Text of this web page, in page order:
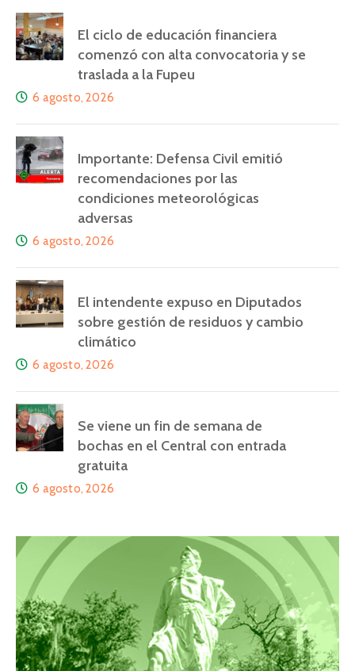
El ciclo de educación financiera
comenzó con alta convocatoria y se
traslada a la Fupeu
6 agosto, 2026
Importante: Defensa Civil emitió
recomendaciones por las
condiciones meteorológicas
adversas
6 agosto, 2026
El intendente expuso en Diputados
sobre gestión de residuos y cambio
climático
6 agosto, 2026
Se viene un fin de semana de
bochas en el Central con entrada
gratuita
6 agosto, 2026